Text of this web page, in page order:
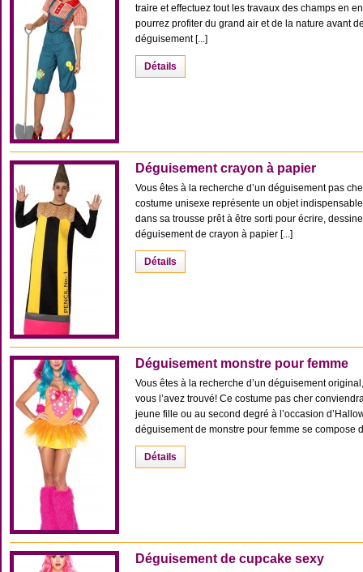
traire et effectuez tout les travaux des champs en
pourrez profiter du grand air et de la nature avant
déguisement [...]
Détails
Déguisement crayon à papier
Vous êtes à la recherche d’un déguisement pas
costume unisexe représente un objet
dans sa trousse prêt à être sorti pour écrire,
déguisement de crayon à papier [...]
Détails
Déguisement monstre pour femme
Vous êtes à la recherche d’un déguisement
vous l’avez trouvé! Ce costume pas cher
jeune fille ou au second degré à l’occasion
déguisement de monstre pour femme se compose
Détails
Déguisement de cupcake sexy